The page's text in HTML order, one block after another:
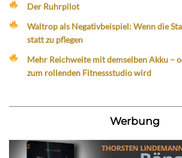
Der Ruhrpilot
Waltrop als Negativbeispiel: Wenn die
statt zu pflegen
Mehr Reichweite mit demselben Akku –
zum rollenden Fitnessstudio wird
Werbung